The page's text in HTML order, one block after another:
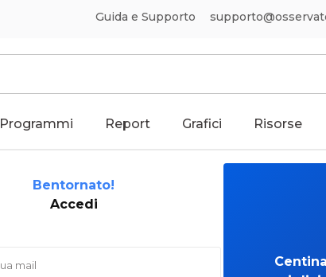
Guida e Supporto
Programmi Report Grafici Risorse
Bentornato!
Accedi